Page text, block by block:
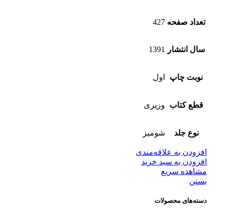
تعداد صفحه 427
سال انتشار 1391
نوبت چاپ اول
قطع کتاب وزیری
نوع جلد شومیز
افزودن به علاقه‌مندی
افزودن به سبد خرید
مشاهده سریع
بستن
دسته‌های محصولات